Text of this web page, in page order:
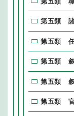
第五類 諸
第五類
第五類
第五類
第五類